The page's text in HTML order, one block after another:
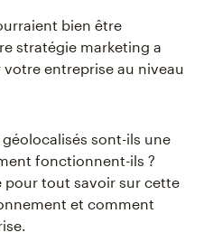
bien être
stratégie marketing a
entreprise au niveau
sont-ils une
fonctionnent-ils ?
pour tout savoir sur cette
et comment